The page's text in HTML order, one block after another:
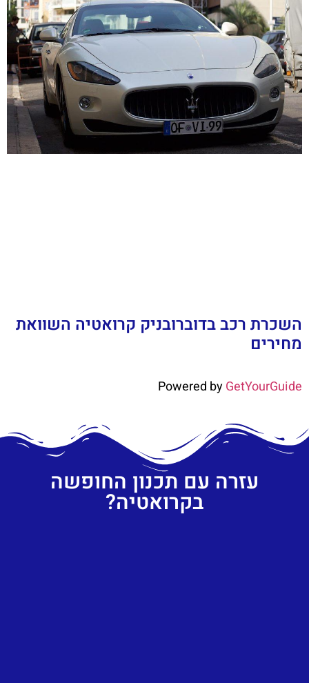
השכרת רכב בדוברובניק קרואטיה השוואת
מחירים
Powered byGetYourGuide
עזרה עם תכנון החופשה
בקרואטיה?